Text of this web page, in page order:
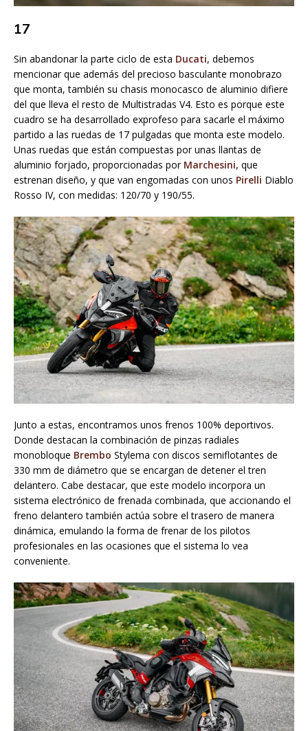
17
Sin abandonar la parte ciclo de esta Ducati, debemos
mencionar que además del precioso basculante monobrazo
que monta, también su chasis monocasco de aluminio difiere
del que lleva el resto de Multistradas V4. Esto es porque este
cuadro se ha desarrollado exprofeso para sacarle el máximo
partido a las ruedas de 17 pulgadas que monta este modelo.
Unas ruedas que están compuestas por unas llantas de
aluminio forjado, proporcionadas por Marchesini, que
estrenan diseño, y que van engomadas con unos Pirelli Diablo
Rosso IV, con medidas: 120/70 y 190/55.
Junto a estas, encontramos unos frenos 100% deportivos.
Donde destacan la combinación de pinzas radiales
monobloque Brembo Stylema con discos semiflotantes de
330 mm de diámetro que se encargan de detener el tren
delantero. Cabe destacar, que este modelo incorpora un
sistema electrónico de frenada combinada, que accionando el
freno delantero también actúa sobre el trasero de manera
dinámica, emulando la forma de frenar de los pilotos
profesionales en las ocasiones que el sistema lo vea
conveniente.